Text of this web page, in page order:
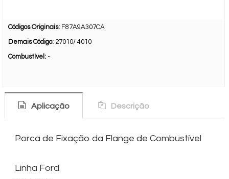
Códigos Originais: F87A9A307CA
Demais Código: 27010/ 4010
Combustível: -
Aplicação Descrição
Porca de Fixação da Flange de Combustível
Linha Ford